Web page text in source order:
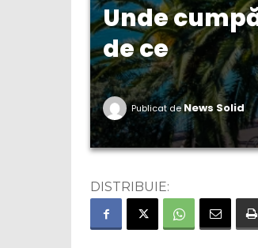
Unde
de ce
Publicat deNews Solid
DISTRIBUIE: